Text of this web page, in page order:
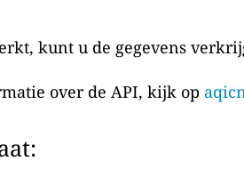
kunt u de gegevens
over de API, kijk op